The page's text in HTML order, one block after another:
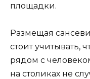
площадки.
Размещая
стоит учитывать,
рядом с
на столиках не